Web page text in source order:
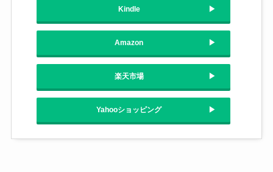
Kindle
Amazon
楽天市場
Yahooショッピング